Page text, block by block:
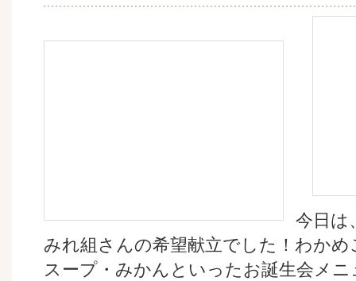
今日は
みれ組さんの希望献立でした！わか
スープ・みかんといったお誕生会メ